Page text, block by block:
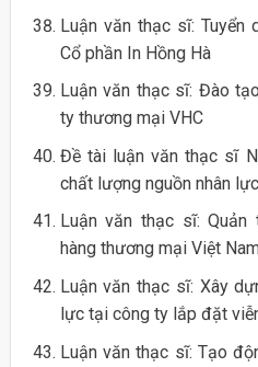
Luận văn thạc sĩ: Tuyển
Cổ phần In Hồng Hà
Luận văn thạc sĩ: Đào
ty thương mại VHC
Đề tài luận văn thạc sĩ
chất lượng nguồn nhân
Luận văn thạc sĩ:
hàng thương mại Việt
Luận văn thạc sĩ: Xây
lực tại công ty lắp đặt
Luận văn thạc sĩ: Tạo